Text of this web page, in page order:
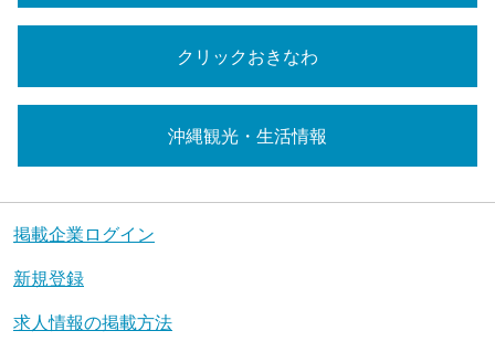
クリックおきなわ
沖縄観光・生活情報
掲載企業ログイン
新規登録
求人情報の掲載方法